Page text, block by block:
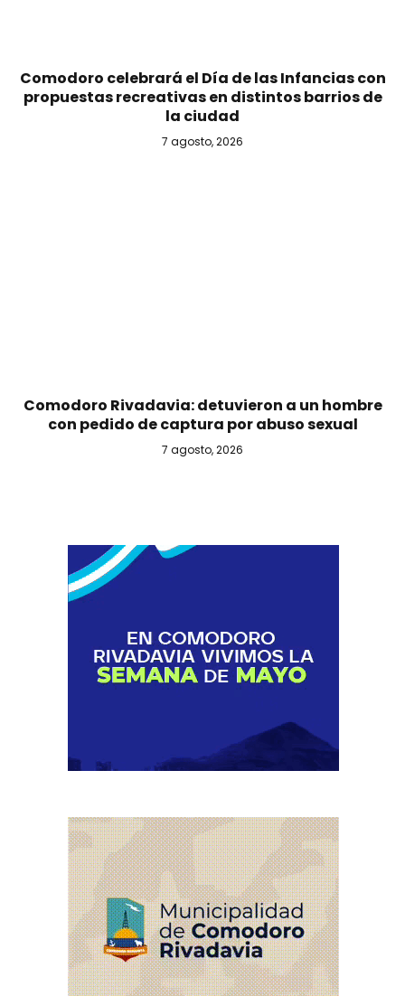
Comodoro celebrará el Día de las Infancias con
propuestas recreativas en distintos barrios de
la ciudad
7 agosto, 2026
Comodoro Rivadavia: detuvieron a un hombre
con pedido de captura por abuso sexual
7 agosto, 2026